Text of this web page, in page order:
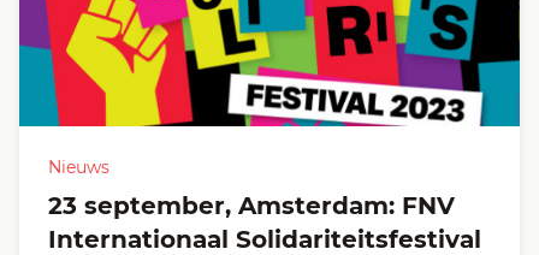
Nieuws
23 september, Amsterdam: FNV
Internationaal Solidariteitsfestival